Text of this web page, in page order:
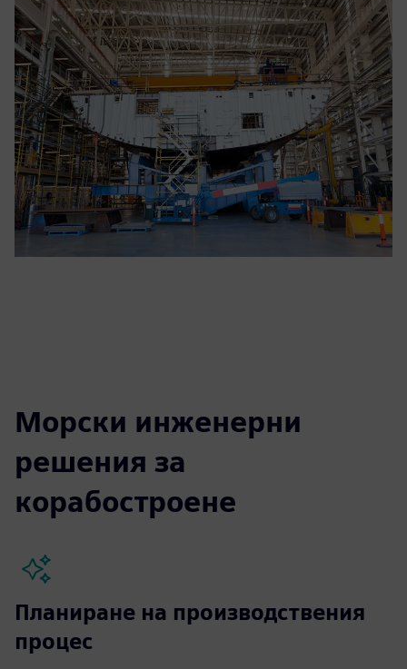
Морски инженерни
решения за
корабостроене
Планиране на производствения
процес